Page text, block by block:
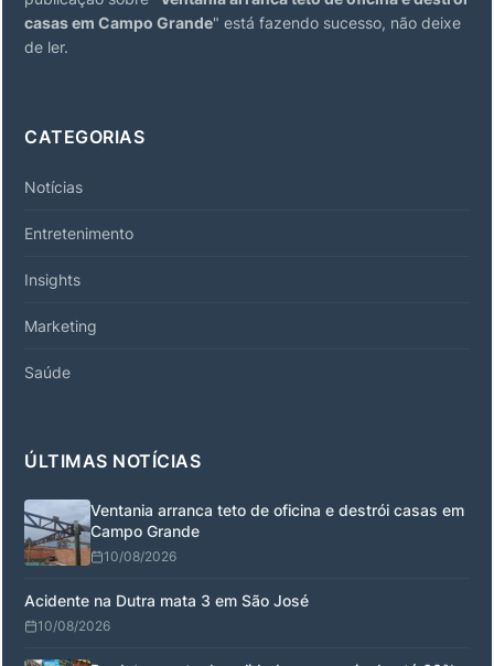
casas em Campo Grande" está fazendo sucesso, não deixe
de ler.
CATEGORIAS
Notícias
Entretenimento
Insights
Marketing
Saúde
ÚLTIMAS NOTÍCIAS
Ventania arranca teto de oficina e destrói casas em
Campo Grande
10/08/2026
Acidente na Dutra mata 3 em São José
10/08/2026